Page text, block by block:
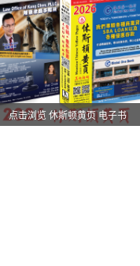
点击浏览 休斯顿黄页 电子书